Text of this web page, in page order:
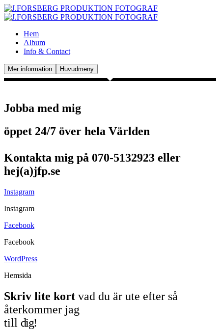
Hem
Album
Info & Contact
Mer information Huvudmeny
Jobba med mig
öppet 24/7 över hela Världen
Kontakta mig på 070-5132923 eller
hej(a)jfp.se
Instagram
Instagram
Facebook
Facebook
WordPress
Hemsida
Skriv lite kort vad du är ute efter så
återkommer jag
till dig!